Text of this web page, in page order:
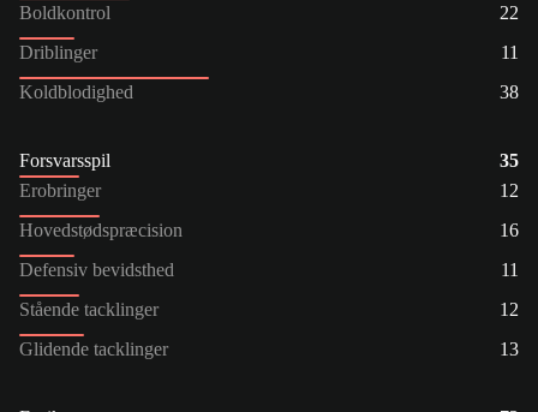
Boldkontrol
22
Driblinger
11
Koldblodighed
38
Forsvarsspil
35
Erobringer
12
Hovedstødspræcision
16
Defensiv bevidsthed
11
Stående tacklinger
12
Glidende tacklinger
13